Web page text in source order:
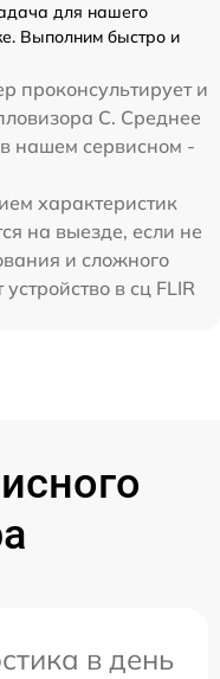
для нашего
Выполним быстро и
проконсультирует и
C. Среднее
в нашем сервисном -
характеристик
на выезде, если не
и сложного
в сц FLIR
в день